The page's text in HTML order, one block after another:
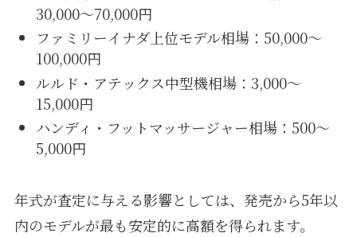
30,000〜70,000円
ファミリーイナダ上位モデル相場：50,000〜
100,000円
ルルド・アテックス中型機相場：3,000〜
15,000円
ハンディ・フットマッサージャー相場：500〜
5,000円
年式が査定に与える影響としては、発売から5年以
内のモデルが最も安定的に高額を得られます。